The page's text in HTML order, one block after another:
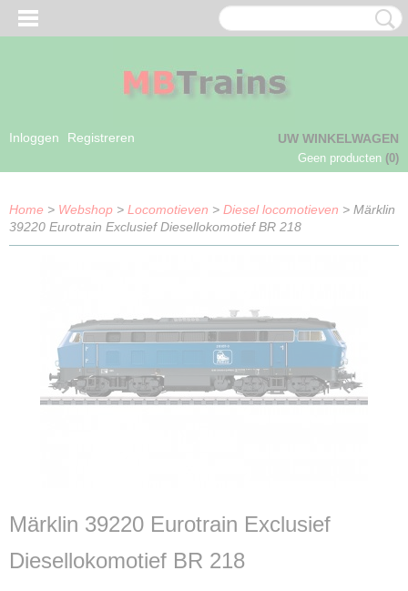
Inloggen Registreren UW WINKELWAGEN
Geen producten (0)
Home > Webshop > Locomotieven > Diesel locomotieven > Märklin
39220 Eurotrain Exclusief Diesellokomotief BR 218
Märklin 39220 Eurotrain Exclusief
Diesellokomotief BR 218